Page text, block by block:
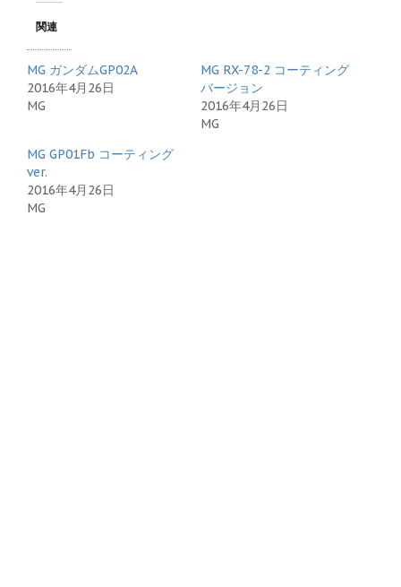
関連
MG ガンダムGP02A
2016年4月26日
MG
MG RX-78-2 コーティング
バージョン
2016年4月26日
MG
MG GP01Fb コーティング
ver.
2016年4月26日
MG